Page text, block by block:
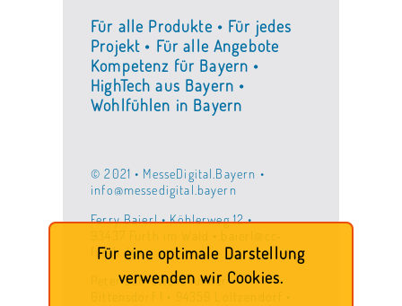
Für alle Produkte • Für jedes
Projekt • Für alle Angebote
Kompetenz für Bayern •
HighTech aus Bayern •
Wohlfühlen in Bayern
© 2021 • MesseDigital.Bayern •
info@messedigital.bayern
Ferry Baierl • Köhlerweg 12 •
furth.de
Peter Schrettenbrunner •
Für eine optimale Darstellung
verwenden wir Cookies.